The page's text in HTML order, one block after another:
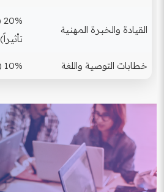
القيادة والخبرة المهنية
تأثيراً)
خطابات التوصية واللغة 10% (كمتطلبات أساسية)